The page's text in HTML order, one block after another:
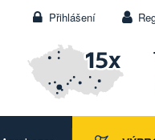
Přihlášení